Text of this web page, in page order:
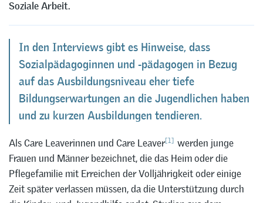
Soziale Arbeit.
In den Interviews gibt es Hinweise, dass
Sozialpädagoginnen und -pädagogen in Bezug
auf das Ausbildungsniveau eher tiefe
Bildungserwartungen an die Jugendlichen haben
und zu kurzen Ausbildungen tendieren.
Als Care Leaverinnen und Care Leaver[1] werden junge
Frauen und Männer bezeichnet, die das Heim oder die
Pflegefamilie mit Erreichen der Volljährigkeit oder einige
Zeit später verlassen müssen, da die Unterstützung durch